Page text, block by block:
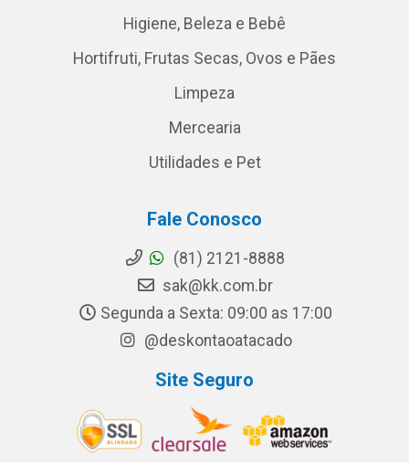
Higiene, Beleza e Bebê
Hortifruti, Frutas Secas, Ovos e Pães
Limpeza
Mercearia
Utilidades e Pet
Fale Conosco
(81) 2121-8888
sak@kk.com.br
Segunda a Sexta: 09:00 as 17:00
@deskontaoatacado
Site Seguro